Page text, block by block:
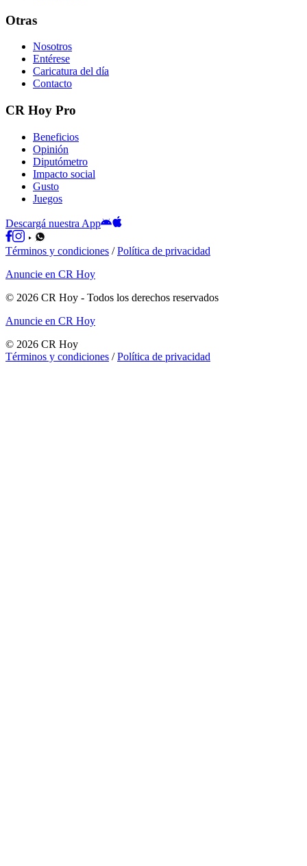
Otras
Nosotros
Entérese
Caricatura del día
Contacto
CR Hoy Pro
Beneficios
Opinión
Diputómetro
Impacto social
Gusto
Juegos
Descargá nuestra App
Términos y condiciones /Política de privacidad
Anuncie en CR Hoy
© 2026 CR Hoy - Todos los derechos reservados
Anuncie en CR Hoy
© 2026 CR Hoy
Términos y condiciones /Política de privacidad